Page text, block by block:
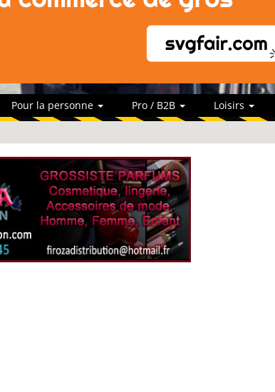
Pour la personne Pro / B2B Loisirs